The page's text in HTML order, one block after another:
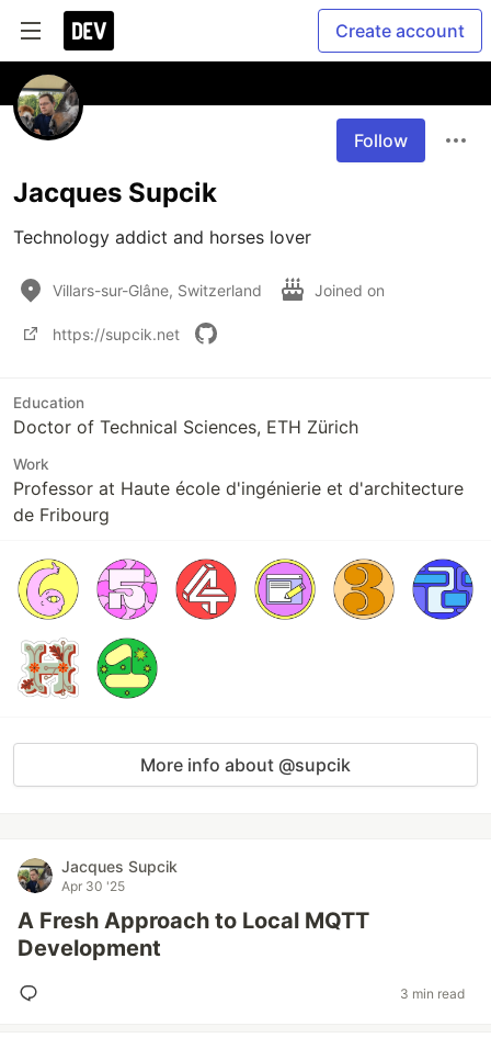
Create account
Follow
Jacques Supcik
Technology addict and horses lover
Villars-sur-Glâne, Switzerland Joined on
https://supcik.net
Education
Doctor of Technical Sciences, ETH Zürich
Work
Professor at Haute école d'ingénierie et d'architecture
de Fribourg
More info about @supcik
Jacques Supcik
Apr 30 '25
A Fresh Approach to Local MQTT
Development
3 min read